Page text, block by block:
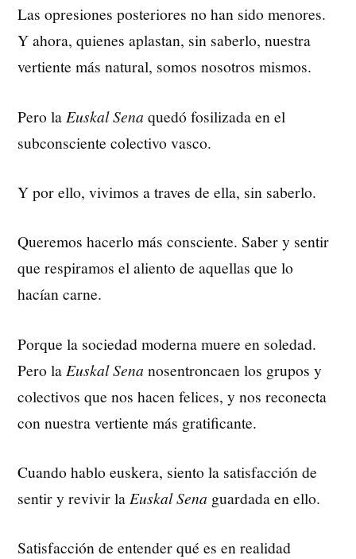
Las opresiones posteriores no han sido menores.
Y ahora, quienes aplastan, sin saberlo, nuestra
vertiente más natural, somos nosotros mismos.
Pero la Euskal Sena quedó fosilizada en el
subconsciente colectivo vasco.
Y por ello, vivimos a traves de ella, sin saberlo.
Queremos hacerlo más consciente. Saber y sentir
que respiramos el aliento de aquellas que lo
hacían carne.
Porque la sociedad moderna muere en soledad.
Pero la Euskal Sena nosentroncaen los grupos y
colectivos que nos hacen felices, y nos reconecta
con nuestra vertiente más gratificante.
Cuando hablo euskera, siento la satisfacción de
sentir y revivir la Euskal Sena guardada en ello.
Satisfacción de entender qué es en realidad